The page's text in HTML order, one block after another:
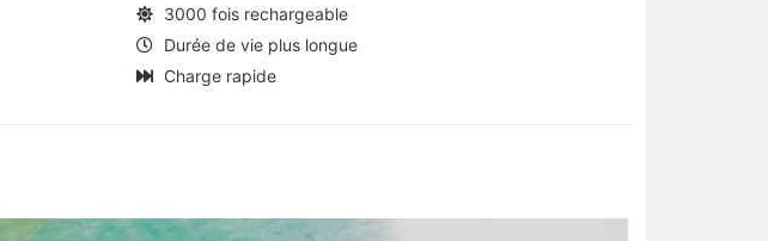
3000 fois rechargeable
Durée de vie plus longue
Charge rapide